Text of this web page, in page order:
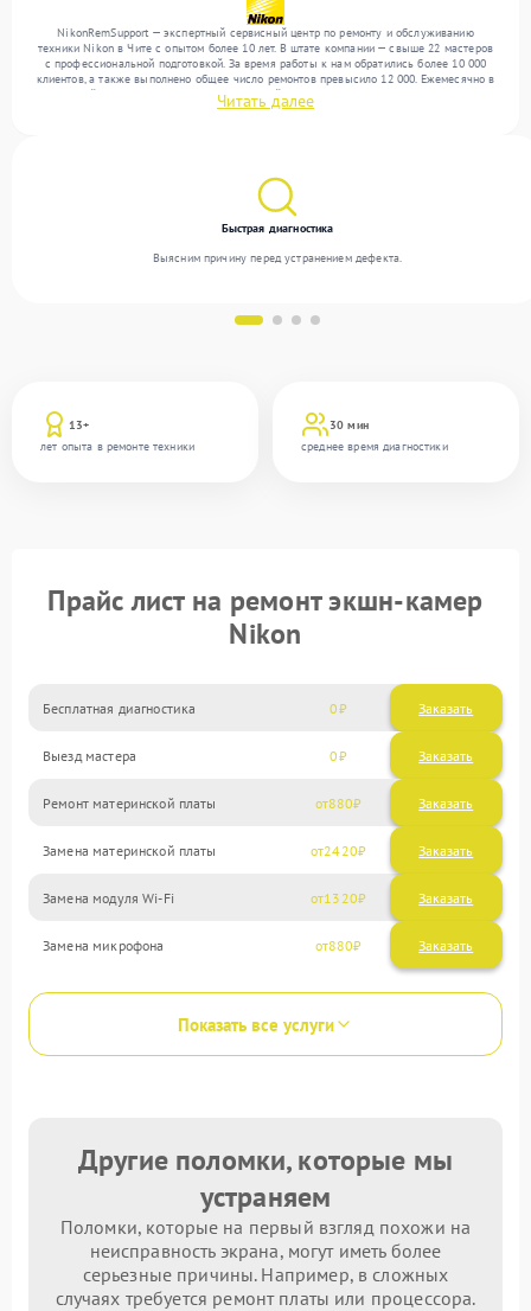
NikonRemSupport — экспертный сервисный центр по ремонту и обслуживанию
техники Nikon в Чите с опытом более 10 лет. В штате компании — свыше 22 мастеров
с профессиональной подготовкой. За время работы к нам обратились более 10 000
клиентов, а также выполнено общее число ремонтов превысило 12 000. Ежемесячно в
сервисный центр поступает более 300 устройств, включая , , . Мы устраняем поломки
любой сложности и гарантируем высокое качество обслуживания благодаря
Читать далее
13+
лет опыта в ремонте техники
30 мин
среднее время диагностики
Быстрая диагностика
Выясним причину перед устранением дефекта.
Прайс лист на ремонт экшн-камер
Nikon
Бесплатная диагностика 0 Заказать
Выезд мастера 0 Заказать
Ремонт материнской платы 880
Замена материнской платы 2420
Замена модуля Wi-Fi 1320
Замена микрофона 880
Показать все услуги
Другие поломки, которые мы
устраняем
Поломки, которые на первый взгляд похожи на
неисправность экрана, могут иметь более
серьезные причины. Например, в сложных
случаях требуется ремонт платы или процессора.